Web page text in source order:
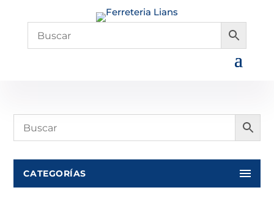
CATEGORÍAS